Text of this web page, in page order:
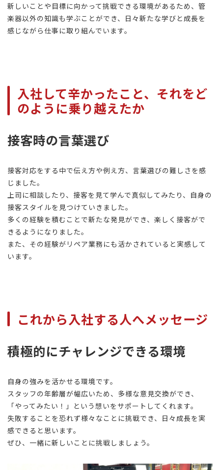
新しいことや目標に向かって挑戦できる環境があるため、管
楽器以外の知識も学ぶことができ、日々新たな学びと成長を
感じながら仕事に取り組んでいます。
入社して辛かったこと、それをど
のように乗り越えたか
接客時の言葉選び
接客対応をする中で伝え方や例え方、言葉選びの難しさを感
じました。
上司に相談したり、接客を見て学んで真似してみたり、自身の
接客スタイルを見つけていきました。
多くの経験を積むことで新たな発見ができ、楽しく接客がで
きるようになりました。
また、その経験がリペア業務にも活かされていると実感して
います。
これから入社する人へメッセージ
積極的にチャレンジできる環境
自身の強みを活かせる環境です。
スタッフの年齢層が幅広いため、多様な意見交換ができ、
「やってみたい！」という想いをサポートしてくれます。
失敗することを恐れず様々なことに挑戦でき、日々成長を実
感できると思います。
ぜひ、一緒に新しいことに挑戦しましょう。